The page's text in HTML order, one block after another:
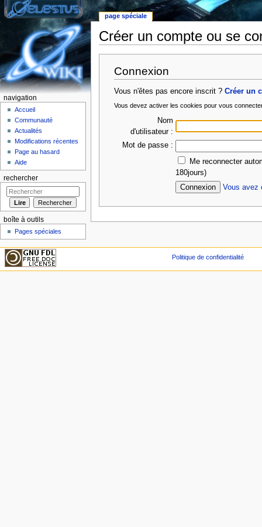
Créer un compte ou se
Connexion
Vous n'êtes pas encore inscrit ?Créer un
Vous devez activer les cookies pour vous
Nom
d'utilisateur :
Mot de passe :
Me reconnecter
180jours)
Vous avez
page spéciale
navigation
Accueil
Communauté
Actualités
Modifications récentes
Page au hasard
Aide
rechercher
boîte à outils
Pages spéciales
Politique de confidentialité